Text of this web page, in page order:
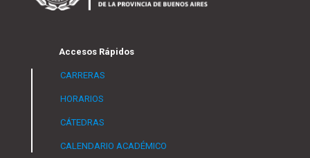
Accesos Rápidos
CARRERAS
HORARIOS
CÁTEDRAS
CALENDARIO ACADÉMICO